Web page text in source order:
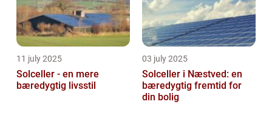
11 july 2025
Solceller - en mere
bæredygtig livsstil
03 july 2025
Solceller i Næstved: en
bæredygtig fremtid for
din bolig